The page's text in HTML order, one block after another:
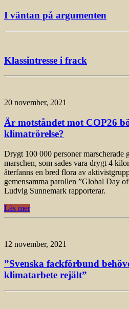
I väntan på argumenten
Klassintresse i frack
20 november, 2021
Är motståndet mot COP26
klimatrörelse?
Drygt 100 000 personer marscherade
marschen, som sades vara drygt 4
återfanns en bred flora av
gemensamma parollen ”Global Day
Ludvig Sunnemark rapporterar.
Läs mer
12 november, 2021
”Svenska fackförbund
klimatarbete rejält”